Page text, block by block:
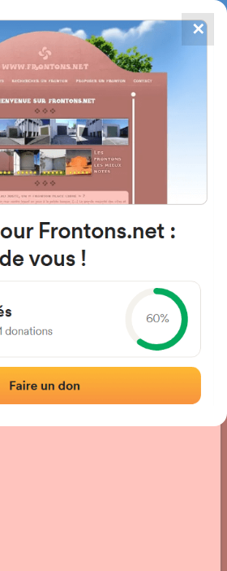
UN FRONTÓN
UN FRONTÓN
Navarre Espagne
Miguel 79 España
Fotos Comentarios y reseñas
✕